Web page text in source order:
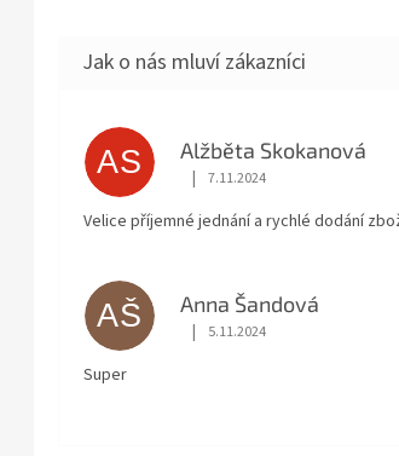
Jak o nás mluví zákazníci
AS Alžběta Skokanová
Hodnocení obchodu je 5 z 5
| 7.11.2024
Velice příjemné jednání a rychlé dodání
AŠ Anna Šandová
Hodnocení obchodu je 5 z 5
| 5.11.2024
Super